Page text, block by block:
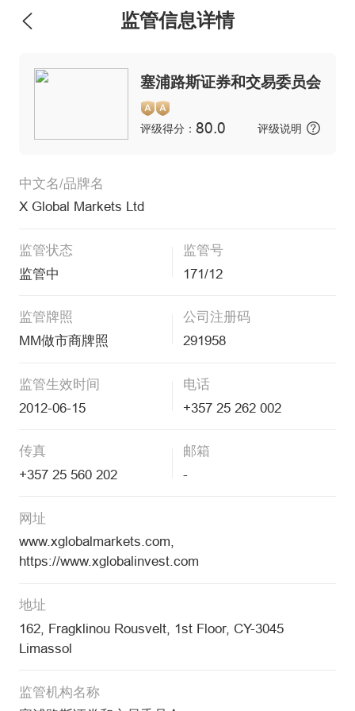
监管信息详情
塞浦路斯证券和交易委员会
评级得分： 80.0 评级说明
中文名/品牌名
X Global Markets Ltd
监管状态
监管中
监管号
171/12
监管牌照
MM做市商牌照
公司注册码
291958
监管生效时间
2012-06-15
电话
+357 25 262 002
传真
+357 25 560 202
邮箱
-
网址
www.xglobalmarkets.com,
https://www.xglobalinvest.com
地址
162, Fragklinou Rousvelt, 1st Floor, CY-3045
Limassol
监管机构名称